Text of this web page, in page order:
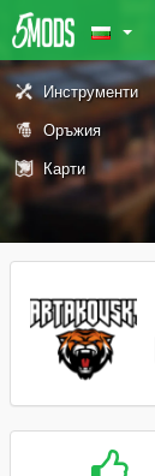
Инструменти
Оръжия
Карти